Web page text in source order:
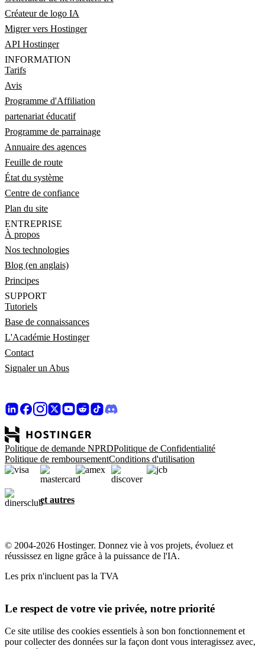
Créateur de logo IA
Migrer vers Hostinger
API Hostinger
INFORMATION
Tarifs
Avis
Programme d'Affiliation
partenariat éducatif
Programme de parrainage
Annuaire des agences
Feuille de route
État du système
Centre de confiance
Plan du site
ENTREPRISE
À propos
Nos technologies
Blog (en anglais)
Principes
SUPPORT
Tutoriels
Base de connaissances
L'Académie Hostinger
Contact
Signaler un Abus
Politique de demande NPRDPolitique de Confidentialité
Politique de remboursementConditions d'utilisation
et autres
© 2004-2026 Hostinger. Donnez vie à vos projets, évoluez et
réussissez en ligne grâce à la puissance de l'IA.
Les prix n'incluent pas la TVA
Le respect de votre vie privée, notre priorité
Ce site utilise des cookies essentiels à son bon fonctionnement et
pour collecter des données sur la façon dont vous interagissez avec,